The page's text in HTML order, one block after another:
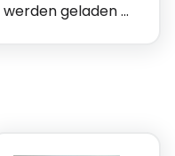
geladen ...